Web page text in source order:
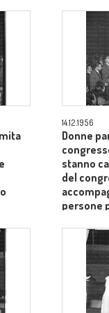
14.12.1956
Donne
stanno
del
persone